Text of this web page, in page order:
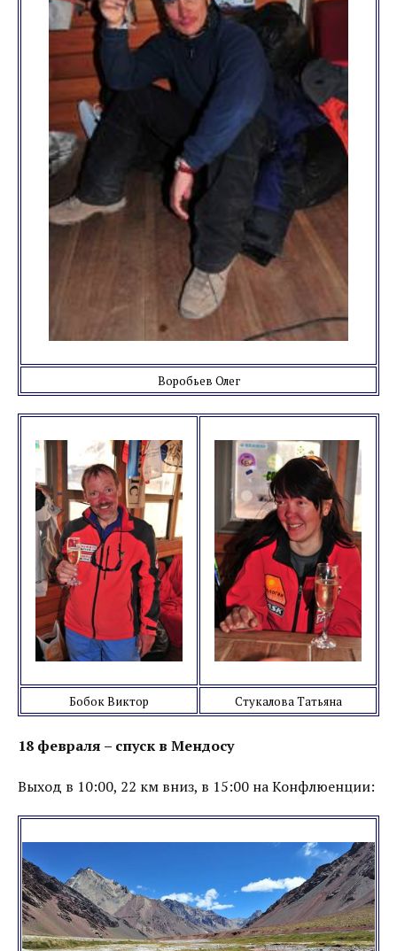
Воробьев Олег
Бобок Виктор Стукалова Татьяна
18 февраля – спуск в Мендосу
Выход в 10:00, 22 км вниз, в 15:00 на Конфлюенции: